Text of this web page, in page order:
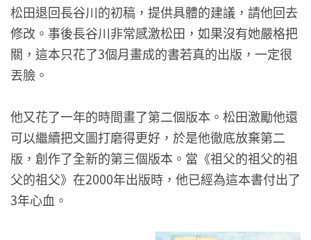
松田退回長谷川的初稿，提供具體的建議，請他回去
修改。事後長谷川非常感激松田，如果沒有她嚴格把
關，這本只花了3個月畫成的書若真的出版，一定很
丟臉。
他又花了一年的時間畫了第二個版本。松田激勵他還
可以繼續把文圖打磨得更好，於是他徹底放棄第二
版，創作了全新的第三個版本。當《祖父的祖父的祖
父的祖父》在2000年出版時，他已經為這本書付出了
3年心血。